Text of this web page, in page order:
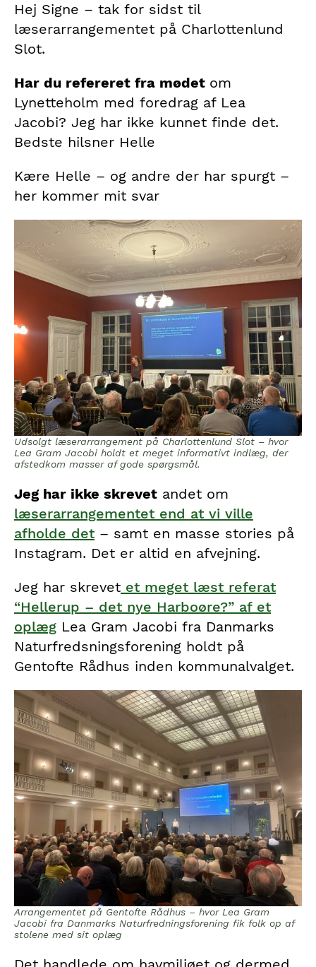
Hej Signe – tak for sidst til
læserarrangementet på Charlottenlund
Slot.
Har du refereret fra mødet om
Lynetteholm med foredrag af Lea
Jacobi? Jeg har ikke kunnet finde det.
Bedste hilsner Helle
Kære Helle – og andre der har spurgt –
her kommer mit svar
Udsolgt læserarrangement på Charlottenlund Slot – hvor
Lea Gram Jacobi holdt et meget informativt indlæg, der
afstedkom masser af gode spørgsmål.
Jeg har ikke skrevet andet om
læserarrangementet end at vi ville
afholde det – samt en masse stories på
Instagram. Det er altid en afvejning.
Jeg har skrevet et meget læst referat
“Hellerup – det nye Harboøre?” af et
oplæg Lea Gram Jacobi fra Danmarks
Naturfredsningsforening holdt på
Gentofte Rådhus inden kommunalvalget.
Arrangementet på Gentofte Rådhus – hvor Lea Gram
Jacobi fra Danmarks Naturfredningsforening fik folk op af
stolene med sit oplæg